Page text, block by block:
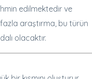
edilmektedir ve
araştırma, bu türün
olacaktır.